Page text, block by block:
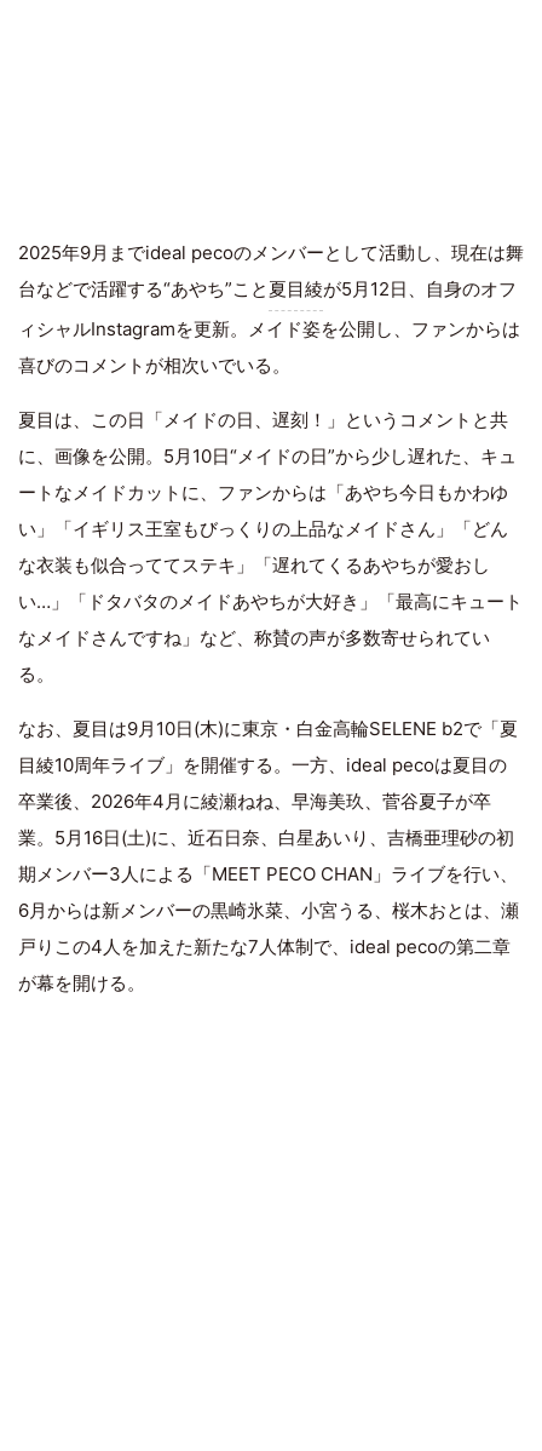
2025年9月までideal pecoのメンバーとして活動し、現在は舞
台などで活躍する“あやち”こと 夏目綾が5月12日、自身のオフ
ィシャルInstagramを更新。メイド姿を公開し、ファンからは
喜びのコメントが相次いでいる。
夏目は、この日「メイドの日、遅刻！」というコメントと共
に、画像を公開。5月10日“メイドの日”から少し遅れた、キュ
ートなメイドカットに、ファンからは「あやち今日もかわゆ
い」「イギリス王室もびっくりの上品なメイドさん」「どん
な衣装も似合っててステキ」「遅れてくるあやちが愛おし
い…」「ドタバタのメイドあやちが大好き」「最高にキュート
なメイドさんですね」など、称賛の声が多数寄せられてい
る。
なお、夏目は9月10日(木)に東京・白金高輪SELENE b2で「夏
目綾10周年ライブ」を開催する。一方、ideal pecoは夏目の
卒業後、2026年4月に綾瀬ねね、早海美玖、菅谷夏子が卒
業。5月16日(土)に、近石日奈、白星あいり、吉橋亜理砂の初
期メンバー3人による「MEET PECO CHAN」ライブを行い、
6月からは新メンバーの黒崎氷菜、小宮うる、桜木おとは、瀬
戸りこの4人を加えた新たな7人体制で、ideal pecoの第二章
が幕を開ける。